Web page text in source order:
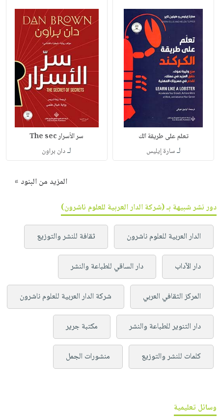
تعلم على طريقة الك
لـسارة إيليس
سر الأسرار The sec
لـدان براون
المزيد من البنود »
دور نشر شبيهة بـ (شركة الدار العربية للعلوم ناشرون)
الدار العربية للعلوم ناشرون ثقافة للنشر والتوزيع
دار الآداب دار الساقي للطباعة والنشر
المركز الثقافي العربي شركة الدار العربية للعلوم ناشرون
دار التنوير للطباعة والنشر مكتبة جرير
كلمات للنشر والتوزيع منشورات الجمل
وسائل تعليمية